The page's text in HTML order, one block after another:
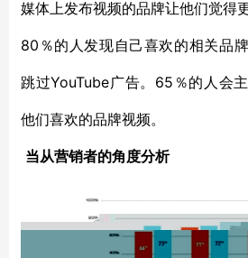
媒体上发布视频的品牌让他们觉得
80％的人发现自己喜欢的相关品牌
跳过YouTube广告。65％的人会
他们喜欢的品牌视频。
当从营销者的角度分析